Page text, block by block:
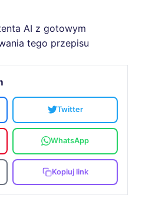
AI z gotowym
tego przepisu
Twitter
WhatsApp
Kopiuj link